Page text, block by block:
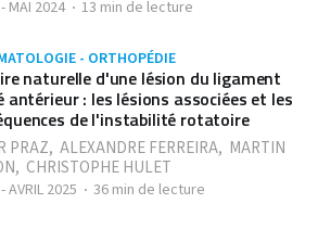
MAI 2024 13 min de lecture
- ORTHOPÉDIE
naturelle d'une lésion du ligament
antérieur : les lésions associées et les
de l'instabilité rotatoire
PRAZ, ALEXANDRE FERREIRA, MARTIN
, CHRISTOPHE HULET
AVRIL 2025 36 min de lecture